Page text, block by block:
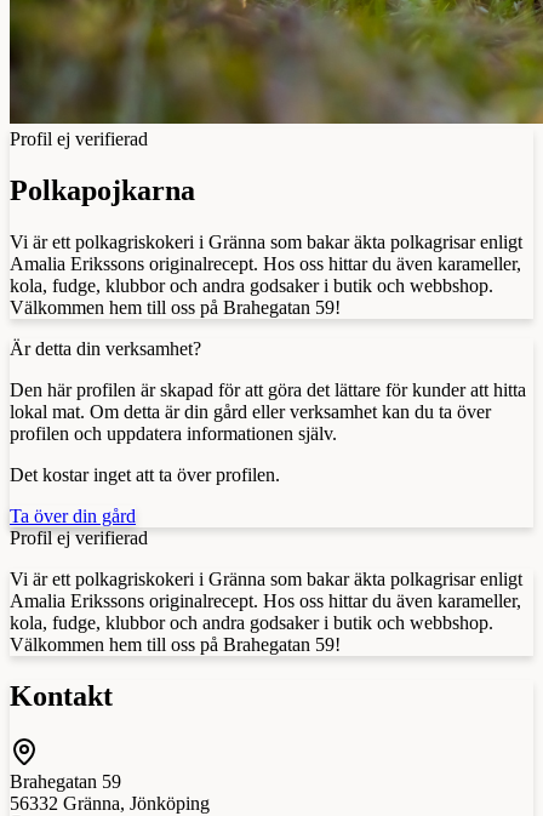
Profil ej verifierad
Polkapojkarna
Vi är ett polkagriskokeri i Gränna som bakar äkta polkagrisar enligt
Amalia Erikssons originalrecept. Hos oss hittar du även karameller,
kola, fudge, klubbor och andra godsaker i butik och webbshop.
Välkommen hem till oss på Brahegatan 59!
Är detta din verksamhet?
Den här profilen är skapad för att göra det lättare för kunder att hitta
lokal mat. Om detta är din gård eller verksamhet kan du ta över
profilen och uppdatera informationen själv.
Det kostar inget att ta över profilen.
Ta över din gård
Profil ej verifierad
Vi är ett polkagriskokeri i Gränna som bakar äkta polkagrisar enligt
Amalia Erikssons originalrecept. Hos oss hittar du även karameller,
kola, fudge, klubbor och andra godsaker i butik och webbshop.
Välkommen hem till oss på Brahegatan 59!
Kontakt
Brahegatan 59
56332 Gränna, Jönköping